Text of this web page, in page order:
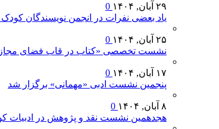
۲۹ آبان, ۱۴۰۴
یاد بعضی نفرات در انجمن نویسندگان
۲۵ آبان, ۱۴۰۴
نشست تخصصی «کتاب در قاب فضای
۱۷ آبان, ۱۴۰۴
پنجمین نشست ادبی «مهمانی» برگزار شد
۸ آبان, ۱۴۰۴
هجدهمین نشست نقد و پژوهش در ادبیات